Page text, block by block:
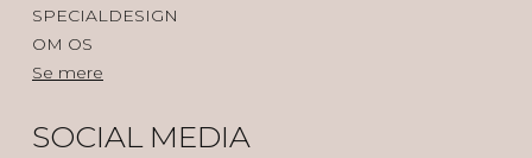
SPECIALDESIGN
OM OS
Se mere
SOCIAL MEDIA